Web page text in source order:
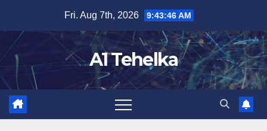
content
Fri. Aug 7th, 2026 9:43:47 AM
A1 Tehelka